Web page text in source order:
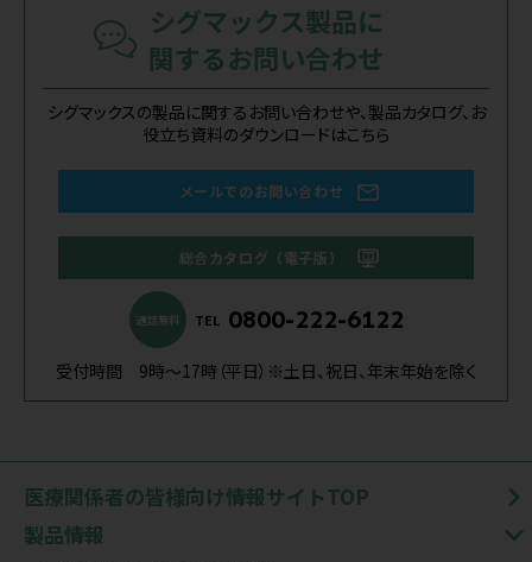
シグマックス製品に
関するお問い合わせ
シグマックスの製品に関するお問い合わせや、製品カタログ、お
役立ち資料のダウンロードはこちら
メールでのお問い合わせ
総合カタログ（電子版）
通話無料 TEL 0800-222-6122
受付時間 9時～17時（平日）※土日、祝日、年末年始を除く
医療関係者の皆様向け情報サイトTOP
製品情報